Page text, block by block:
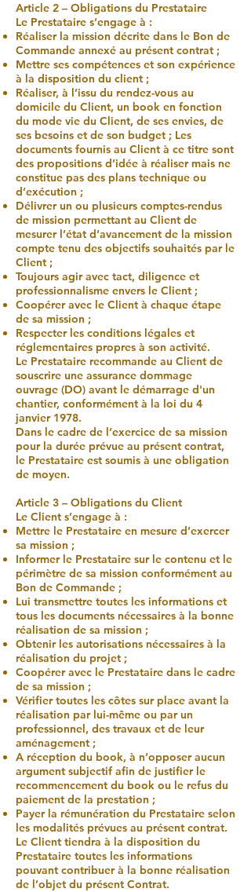
Article 2 – Obligations du Prestataire
Le Prestataire s’engage à :
Réaliser la mission décrite dans le Bon de
Commande annexé au présent contrat ;
Mettre ses compétences et son expérience
à la disposition du client ;
Réaliser, à l’issu du rendez-vous au
domicile du Client, un book en fonction
du mode vie du Client, de ses envies, de
ses besoins et de son budget ; Les
documents fournis au Client à ce titre sont
des propositions d’idée à réaliser mais ne
constitue pas des plans technique ou
d’exécution ;
Délivrer un ou plusieurs comptes-rendus
de mission permettant au Client de
mesurer l’état d’avancement de la mission
compte tenu des objectifs souhaités par le
Client ;
Toujours agir avec tact, diligence et
professionnalisme envers le Client ;
Coopérer avec le Client à chaque étape
de sa mission ;
Respecter les conditions légales et
réglementaires propres à son activité.
Le Prestataire recommande au Client de
souscrire une assurance dommage
ouvrage (DO) avant le démarrage d'un
chantier, conformément à la loi du 4
janvier 1978.
Dans le cadre de l’exercice de sa mission
pour la durée prévue au présent contrat,
le Prestataire est soumis à une obligation
de moyen.
Article 3 – Obligations du Client
Le Client s’engage à :
Mettre le Prestataire en mesure d’exercer
sa mission ;
Informer le Prestataire sur le contenu et le
périmètre de sa mission conformément au
Bon de Commande ;
Lui transmettre toutes les informations et
tous les documents nécessaires à la bonne
réalisation de sa mission ;
Obtenir les autorisations nécessaires à la
réalisation du projet ;
Coopérer avec le Prestataire dans le cadre
de sa mission ;
Vérifier toutes les côtes sur place avant la
réalisation par lui-même ou par un
professionnel, des travaux et de leur
aménagement ;
A réception du book, à n’opposer aucun
argument subjectif afin de justifier le
recommencement du book ou le refus du
paiement de la prestation ;
Payer la rémunération du Prestataire selon
les modalités prévues au présent contrat.
Le Client tiendra à la disposition du
Prestataire toutes les informations
pouvant contribuer à la bonne réalisation
de l’objet du présent Contrat.